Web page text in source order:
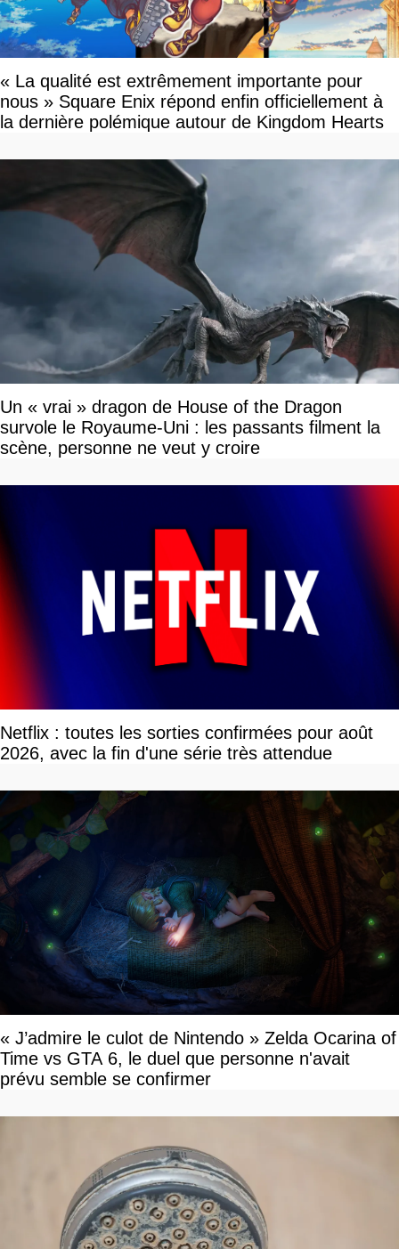
« La qualité est extrêmement importante pour
nous » Square Enix répond enfin officiellement à
la dernière polémique autour de Kingdom Hearts
Un « vrai » dragon de House of the Dragon
survole le Royaume-Uni : les passants filment la
scène, personne ne veut y croire
Netflix : toutes les sorties confirmées pour août
2026, avec la fin d'une série très attendue
« J’admire le culot de Nintendo » Zelda Ocarina of
Time vs GTA 6, le duel que personne n'avait
prévu semble se confirmer